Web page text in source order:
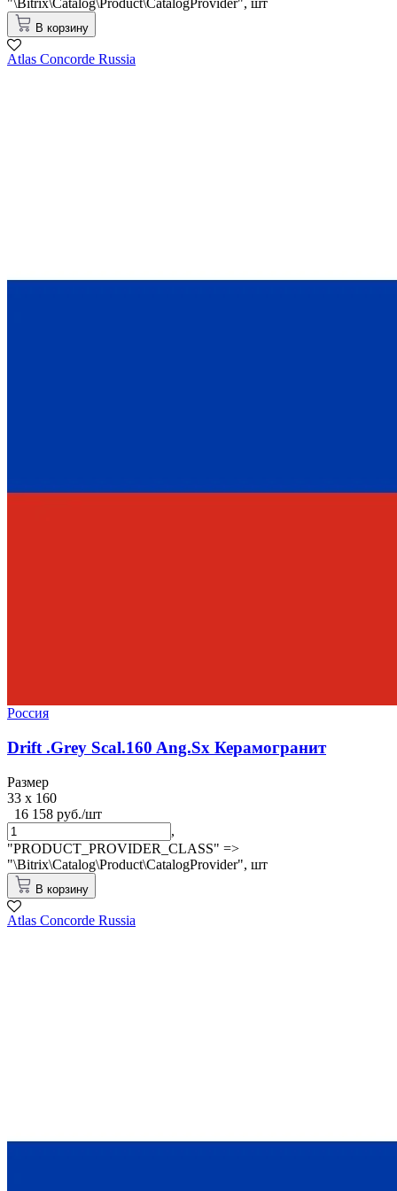
"\Bitrix\Catalog\Product\CatalogProvider", шт
В корзину
Atlas Concorde Russia
Россия
Drift .Grey Scal.160 Ang.Sx Керамогранит
Размер
33 x 160
16 158 руб./шт
,
"PRODUCT_PROVIDER_CLASS" =>
"\Bitrix\Catalog\Product\CatalogProvider", шт
В корзину
Atlas Concorde Russia